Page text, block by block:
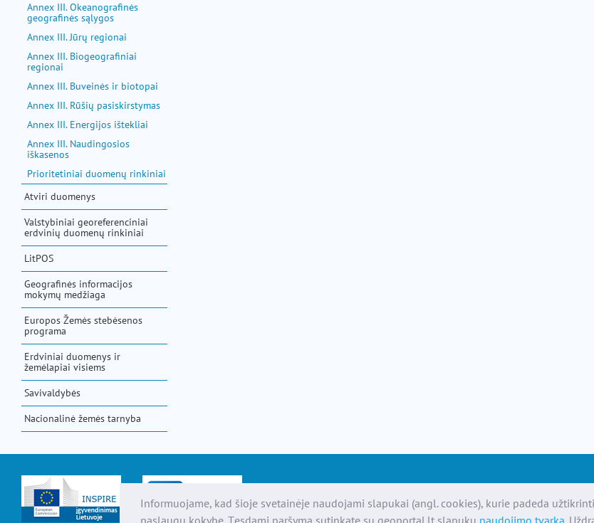
Informuojame, kad šioje svetainėje naudojami slapukai (angl. cookies), kurie padeda
paslaugų kokybę. Tęsdami naršymą sutinkate su geoportal.lt slapukų naudojimo tvarka .
Annex III. Okeanografinės
geografinės sąlygos
Annex III. Jūrų regionai
Annex III. Biogeografiniai
regionai
Annex III. Buveinės ir biotopai
Annex III. Rūšių pasiskirstymas
Annex III. Energijos ištekliai
Annex III. Naudingosios
iškasenos
Prioritetiniai duomenų rinkiniai
Atviri duomenys
Valstybiniai georeferenciniai
erdvinių duomenų rinkiniai
LitPOS
Geografinės informacijos
mokymų medžiaga
Europos Žemės stebėsenos
programa
Erdviniai duomenys ir
žemėlapiai visiems
Savivaldybės
Nacionalinė žemės tarnyba